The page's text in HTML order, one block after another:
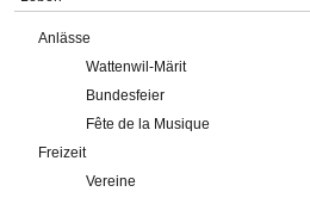
Anlässe
Wattenwil-Märit
Bundesfeier
Fête de la Musique
Freizeit
Vereine